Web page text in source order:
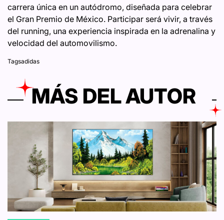
carrera única en un autódromo, diseñada para celebrar
el Gran Premio de México. Participar será vivir, a través
del running, una experiencia inspirada en la adrenalina y
velocidad del automovilismo.
Tagsadidas
MÁS DEL AUTOR